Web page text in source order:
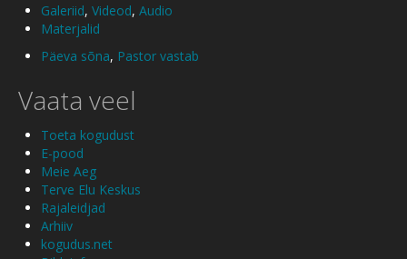
Galeriid, Videod, Audio
Materjalid
Päeva sõna, Pastor vastab
Vaata veel
Toeta kogudust
E-pood
Meie Aeg
Terve Elu Keskus
Rajaleidjad
Arhiiv
kogudus.net